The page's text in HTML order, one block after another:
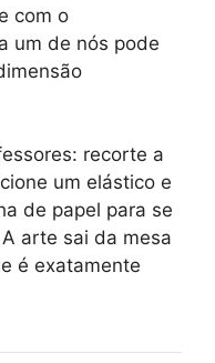
com o
um de nós pode
recorte a
um elástico e
de papel para se
arte sai da mesa
é exatamente